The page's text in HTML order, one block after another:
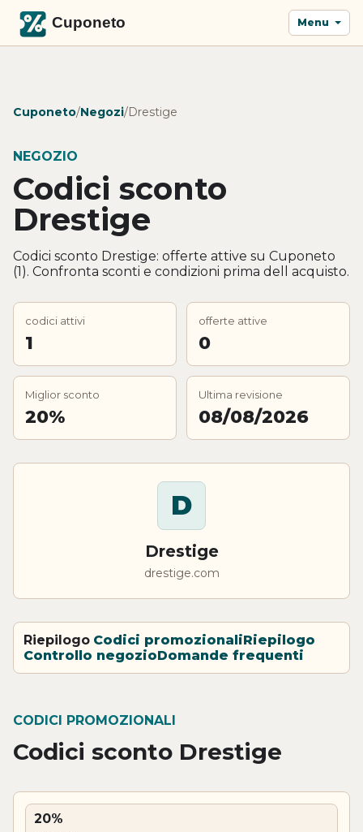
Menu
Cuponeto/Negozi/Drestige
NEGOZIO
Codici sconto
Drestige
Codici sconto Drestige: offerte attive su Cuponeto
(1). Confronta sconti e condizioni prima dell acquisto.
codici attivi
1
offerte attive
0
Miglior sconto
20%
Ultima revisione
08/08/2026
D
Drestige
drestige.com
Riepilogo Codici promozionaliRiepilogo
Controllo negozioDomande frequenti
CODICI PROMOZIONALI
Codici sconto Drestige
20%